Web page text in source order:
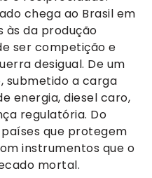
chega ao Brasil em
às da produção
ser competição e
desigual. De um
submetido a carga
energia, diesel caro,
regulatória. Do
que protegem
instrumentos que o
mortal.